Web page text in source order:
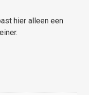
hier alleen een